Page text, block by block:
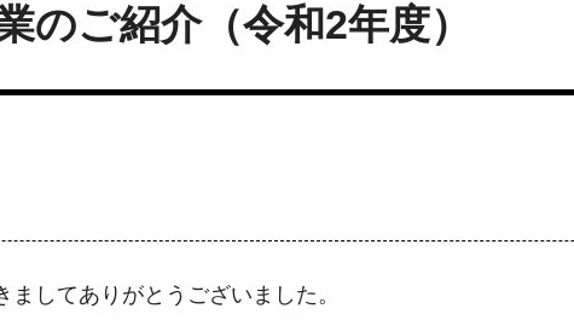
のご紹介（令和2年度）
してありがとうございました。